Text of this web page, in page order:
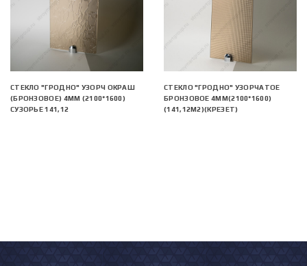
СТЕКЛО "ГРОДНО" УЗОРЧ ОКРАШ
(БРОНЗОВОЕ) 4ММ (2100*1600)
СУЗОРЬЕ 141,12
СТЕКЛО "ГРОДНО" УЗОРЧАТОЕ
БРОНЗОВОЕ 4ММ(2100*1600)
(141,12М2)(КРЕЗЕТ)